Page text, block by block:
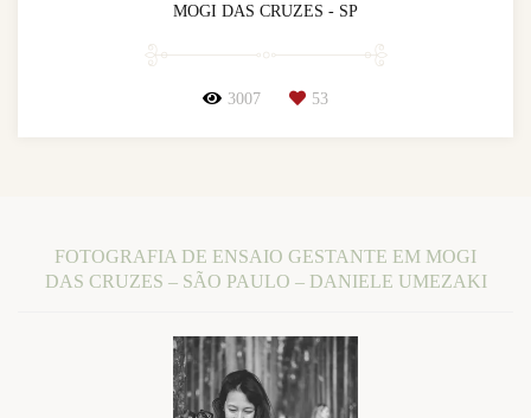
MOGI DAS CRUZES - SP
3007 53
FOTOGRAFIA DE ENSAIO GESTANTE EM MOGI
DAS CRUZES – SÃO PAULO – DANIELE UMEZAKI